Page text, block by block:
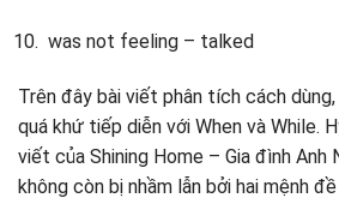
was not feeling – talked
Trên đây bài viết phân tích cách
quá khứ tiếp diễn với When và While.
viết của Shining Home – Gia đình Anh
không còn bị nhầm lẫn bởi hai mệnh